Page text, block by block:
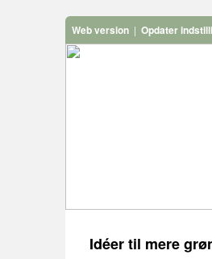
Web version | Opdater
Idéer til mere